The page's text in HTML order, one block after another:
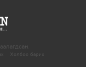
Холбоо барих